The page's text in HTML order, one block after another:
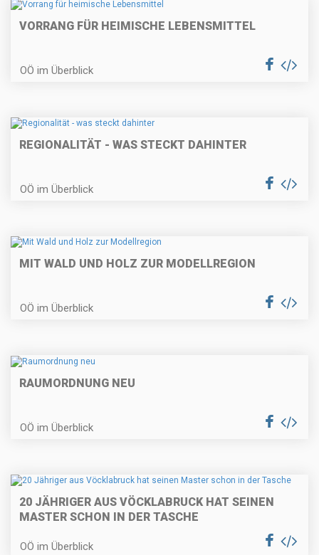
VORRANG FÜR HEIMISCHE LEBENSMITTEL
OÖ im Überblick
REGIONALITÄT - WAS STECKT DAHINTER
OÖ im Überblick
MIT WALD UND HOLZ ZUR MODELLREGION
OÖ im Überblick
RAUMORDNUNG NEU
OÖ im Überblick
20 JÄHRIGER AUS VÖCKLABRUCK HAT SEINEN
MASTER SCHON IN DER TASCHE
OÖ im Überblick